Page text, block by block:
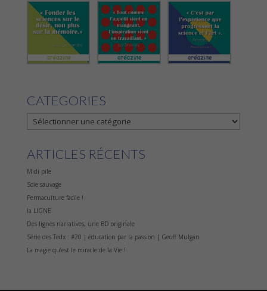
CATEGORIES
CATEGORIES
ARTICLES RÉCENTS
Midi pile
Soie sauvage
Permaculture facile !
la LIGNE
Des lignes narratives, une BD originale
Série des Tedx : #20 | éducation par la passion | Geoff Mulgan
La magie qu’est le miracle de la Vie !